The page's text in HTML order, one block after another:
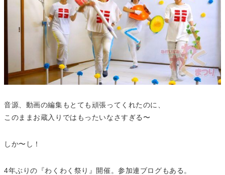
音源、動画の編集もとても頑張ってくれたのに、
このままお蔵入りではもったいなさすぎる〜
しか〜し！
4年ぶりの『わくわく祭り』開催。参加連ブログもある。